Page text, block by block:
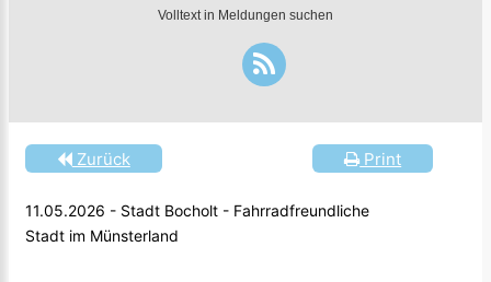
Volltext in Meldungen suchen
Print
Zurück
11.05.2026 - Stadt Bocholt - Fahrradfreundliche
Stadt im Münsterland